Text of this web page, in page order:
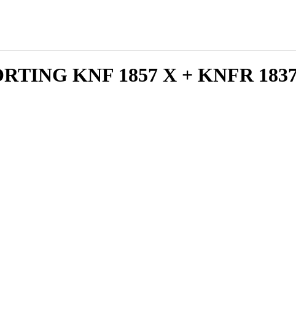
KNF 1857 X + KNFR